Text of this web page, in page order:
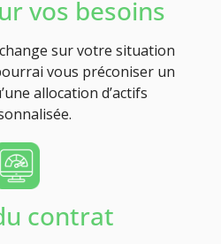
vos besoins
sur votre situation
vous préconiser un
allocation d’actifs
contrat